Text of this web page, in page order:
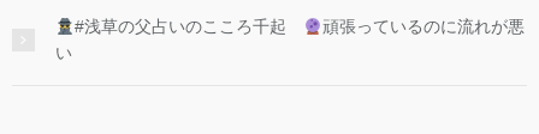
#浅草の父占いのこころ千起
頑張っているのに流れが悪
い